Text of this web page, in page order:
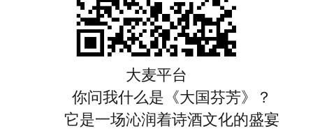
大麦平台
你问我什么是《大国芬芳》？
它是一场沁润着诗酒文化的盛宴